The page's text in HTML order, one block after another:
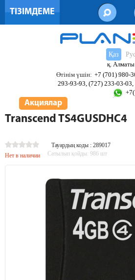
ТІЗІМДЕМЕ
Қаз
қ. Алматы
Өтінім үшін: +7 (701) 980-
293-93-93, (727) 233-03-
Акциялар
Transcend TS4GUSDHC4
Тауардың коды : 289017
Нет в наличии
Сатылып қойды: 986 шт